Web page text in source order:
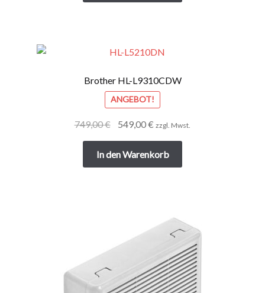
Brother HL-L9310CDW
ANGEBOT!
749,00€
Ursprünglicher
Preis
war:
749,00 €
549,00€Aktueller
Preis
ist:
549,00 €.
zzgl. Mwst.
In den Warenkorb